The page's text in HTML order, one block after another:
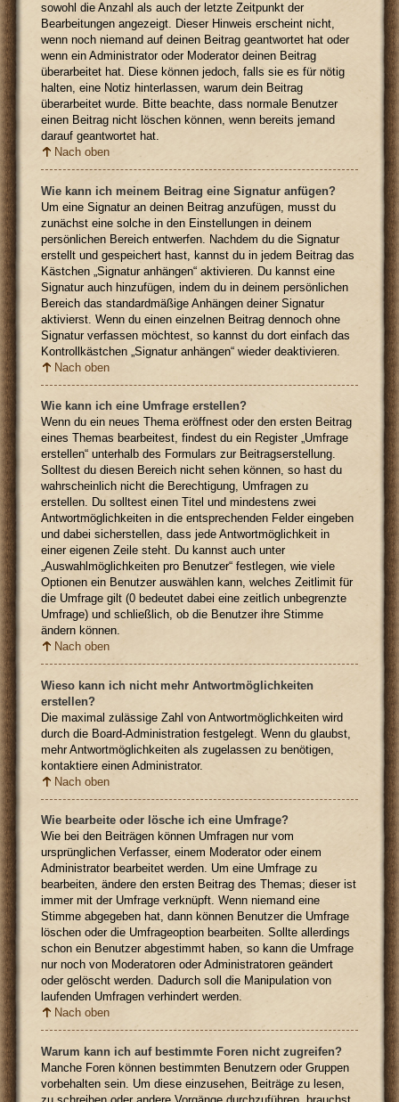
sowohl die Anzahl als auch der letzte Zeitpunkt der
Bearbeitungen angezeigt. Dieser Hinweis erscheint nicht,
wenn noch niemand auf deinen Beitrag geantwortet hat oder
wenn ein Administrator oder Moderator deinen Beitrag
überarbeitet hat. Diese können jedoch, falls sie es für nötig
halten, eine Notiz hinterlassen, warum dein Beitrag
überarbeitet wurde. Bitte beachte, dass normale Benutzer
einen Beitrag nicht löschen können, wenn bereits jemand
darauf geantwortet hat.
Nach oben
Wie kann ich meinem Beitrag eine Signatur anfügen?
Um eine Signatur an deinen Beitrag anzufügen, musst du
zunächst eine solche in den Einstellungen in deinem
persönlichen Bereich entwerfen. Nachdem du die Signatur
erstellt und gespeichert hast, kannst du in jedem Beitrag das
Kästchen „Signatur anhängen“ aktivieren. Du kannst eine
Signatur auch hinzufügen, indem du in deinem persönlichen
Bereich das standardmäßige Anhängen deiner Signatur
aktivierst. Wenn du einen einzelnen Beitrag dennoch ohne
Signatur verfassen möchtest, so kannst du dort einfach das
Kontrollkästchen „Signatur anhängen“ wieder deaktivieren.
Nach oben
Wie kann ich eine Umfrage erstellen?
Wenn du ein neues Thema eröffnest oder den ersten Beitrag
eines Themas bearbeitest, findest du ein Register „Umfrage
erstellen“ unterhalb des Formulars zur Beitragserstellung.
Solltest du diesen Bereich nicht sehen können, so hast du
wahrscheinlich nicht die Berechtigung, Umfragen zu
erstellen. Du solltest einen Titel und mindestens zwei
Antwortmöglichkeiten in die entsprechenden Felder eingeben
und dabei sicherstellen, dass jede Antwortmöglichkeit in
einer eigenen Zeile steht. Du kannst auch unter
„Auswahlmöglichkeiten pro Benutzer“ festlegen, wie viele
Optionen ein Benutzer auswählen kann, welches Zeitlimit für
die Umfrage gilt (0 bedeutet dabei eine zeitlich unbegrenzte
Umfrage) und schließlich, ob die Benutzer ihre Stimme
ändern können.
Nach oben
Wieso kann ich nicht mehr Antwortmöglichkeiten
erstellen?
Die maximal zulässige Zahl von Antwortmöglichkeiten wird
durch die Board-Administration festgelegt. Wenn du glaubst,
mehr Antwortmöglichkeiten als zugelassen zu benötigen,
kontaktiere einen Administrator.
Nach oben
Wie bearbeite oder lösche ich eine Umfrage?
Wie bei den Beiträgen können Umfragen nur vom
ursprünglichen Verfasser, einem Moderator oder einem
Administrator bearbeitet werden. Um eine Umfrage zu
bearbeiten, ändere den ersten Beitrag des Themas; dieser ist
immer mit der Umfrage verknüpft. Wenn niemand eine
Stimme abgegeben hat, dann können Benutzer die Umfrage
löschen oder die Umfrageoption bearbeiten. Sollte allerdings
schon ein Benutzer abgestimmt haben, so kann die Umfrage
nur noch von Moderatoren oder Administratoren geändert
oder gelöscht werden. Dadurch soll die Manipulation von
laufenden Umfragen verhindert werden.
Nach oben
Warum kann ich auf bestimmte Foren nicht zugreifen?
Manche Foren können bestimmten Benutzern oder Gruppen
vorbehalten sein. Um diese einzusehen, Beiträge zu lesen,